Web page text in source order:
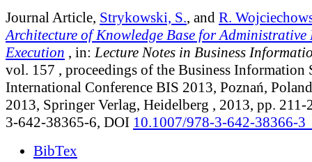
Journal Article, Strykowski, S., and R.
Architecture of Knowledge Base for Administrative
Execution , in: Lecture Notes in Business
vol. 157 , proceedings of the Business Information
International Conference BIS 2013, Poznań,
2013, Springer Verlag, Heidelberg , 2013, pp.
3-642-38365-6, DOI 10.1007/978-3-642-38366-
BibTex